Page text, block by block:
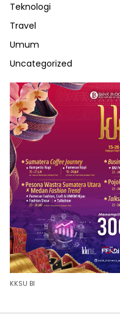
Teknologi
Travel
Umum
Uncategorized
KKSU BI